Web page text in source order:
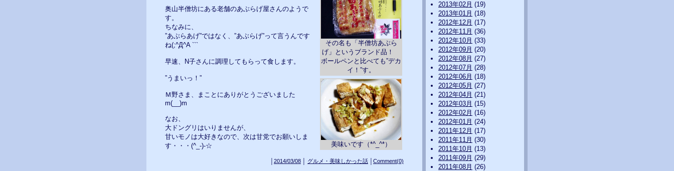
その名も「半僧坊あぶら
げ」というブランド品！
ボールペンと比べても”デカ
イ！”す。
美味いです（*^_^*）
奥山半僧坊にある老舗のあぶらげ屋さんのようで
す。
ちなみに、
”あぶらあげ”ではなく、”あぶらげ”って言うんです
ね(;^Д^A ```
早速、N子さんに調理してもらって食します。
”うまいっ！”
Ｍ野さま、まことにありがとうございました
m(__)m
なお、
大ドングリはいりませんが、
甘いモノは大好きなので、次は甘党でお願いしま
す・・・(^_-)-☆
2014/03/08 グルメ・美味しかった話 Comment(0)
2013年02月 (19)
2013年01月 (18)
2012年12月 (17)
2012年11月 (36)
2012年10月 (33)
2012年09月 (20)
2012年08月 (27)
2012年07月 (28)
2012年06月 (18)
2012年05月 (27)
2012年04月 (21)
2012年03月 (15)
2012年02月 (16)
2012年01月 (24)
2011年12月 (17)
2011年11月 (30)
2011年10月 (13)
2011年09月 (29)
2011年08月 (26)